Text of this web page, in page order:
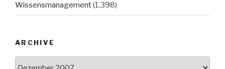
Wissensmanagement(1.398)
ARCHIVE